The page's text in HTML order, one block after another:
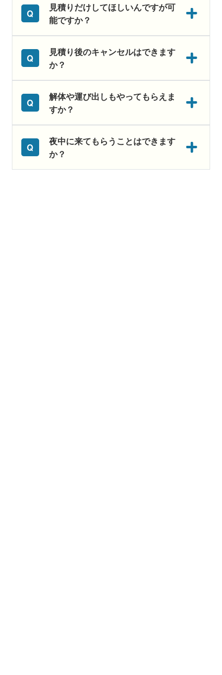
見積りだけしてほしいんですが可
能ですか？
見積り後のキャンセルはできます
か？
解体や運び出しもやってもらえま
すか？
夜中に来てもらうことはできます
か？